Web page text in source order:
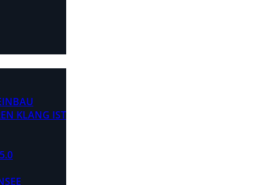
KLANG IST